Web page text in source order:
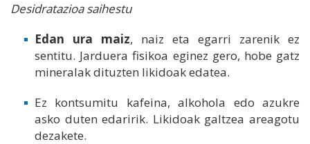
Desidratazioa saihestu
Edan ura maiz, naiz eta egarri zarenik ez
sentitu. Jarduera fisikoa eginez gero, hobe gatz
mineralak dituzten likidoak edatea.
Ez kontsumitu kafeina, alkohola edo azukre
asko duten edaririk. Likidoak galtzea areagotu
dezakete.